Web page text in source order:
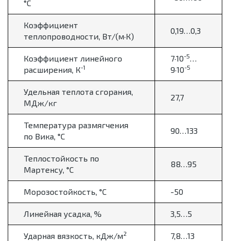
°С
Коэффициент
теплопроводности, Вт/(м·К)
0,19…0,3
Коэффициент линейного
расширения, К-1
7·10-5…
9·10-5
Удельная теплота сгорания,
МДж/кг
27,7
Температура размягчения
по Вика, °С
90…133
Теплостойкость по
Мартенсу, °С
88…95
Морозостойкость, °С -50
Линейная усадка, % 3,5…5
Ударная вязкость, кДж/м2 7,8…13